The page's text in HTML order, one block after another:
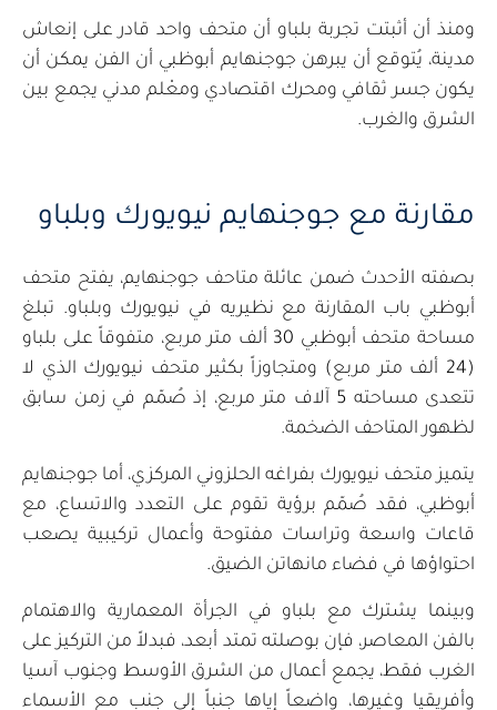
ومنذ أن أثبتت تجربة بلباو أن متحف واحد قادر على إنعاش
مدينة، يُتوقع أن يبرهن جوجنهايم أبوظبي أن الفن يمكن أن
يكون جسر ثقافي ومحرك اقتصادي ومعْلم مدني يجمع بين
الشرق والغرب.
مقارنة مع جوجنهايم نيويورك وبلباو
بصفته الأحدث ضمن عائلة متاحف جوجنهايم، يفتح متحف
أبوظبي باب المقارنة مع نظيريه في نيويورك وبلباو. تبلغ
مساحة متحف أبوظبي 30 ألف متر مربع، متفوقاً على بلباو
(24 ألف متر مربع) ومتجاوزاً بكثير متحف نيويورك الذي لا
تتعدى مساحته 5 آلاف متر مربع، إذ صُمّم في زمن سابق
لظهور المتاحف الضخمة.
يتميز متحف نيويورك بفراغه الحلزوني المركزي، أما جوجنهايم
أبوظبي، فقد صُمّم برؤية تقوم على التعدد والاتساع، مع
قاعات واسعة وتراسات مفتوحة وأعمال تركيبية يصعب
احتواؤها في فضاء مانهاتن الضيق.
وبينما يشترك مع بلباو في الجرأة المعمارية والاهتمام
بالفن المعاصر، فإن بوصلته تمتد أبعد، فبدلاً من التركيز على
الغرب فقط، يجمع أعمال من الشرق الأوسط وجنوب آسيا
وأفريقيا وغيرها، واضعاً إياها جنباً إلى جنب مع الأسماء